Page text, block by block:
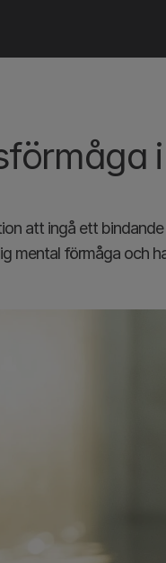
i
att ingå ett
mental förmåga och